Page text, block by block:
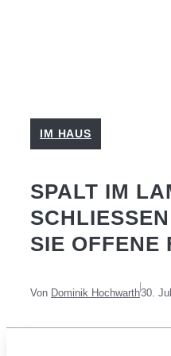
IM HAUS
SPALT IM
IE OFFENE
Von Dominik Hochwarth30.